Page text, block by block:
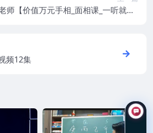
师【价值万元手相_面相课_一听就懂_
频12集